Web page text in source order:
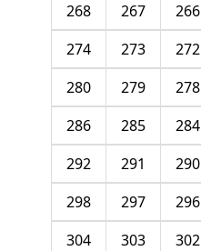
266
267
268
272
273
274
278
279
280
284
285
286
290
291
292
296
297
298
302
303
304